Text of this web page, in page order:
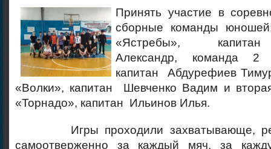
Принять участие в
сборные команды
«Ястребы», капитан
Александр, команда 2
капитан Абдурефиев
«Волки», капитан Шевченко Вадим и
«Торнадо», капитан Ильинов Илья.
Игры проходили захватывающе,
самоотверженно за каждый мяч, за